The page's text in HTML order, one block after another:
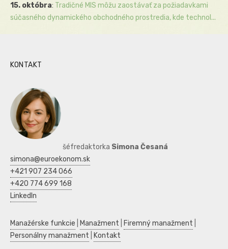
15. októbra: Tradičné MIS môžu zaostávať za požiadavkami
súčasného dynamického obchodného prostredia, kde technol...
KONTAKT
šéfredaktorka Simona Česaná
simona@euroekonom.sk
+421 907 234 066
+420 774 699 168
LinkedIn
Manažérske funkcie Manažment Firemný manažment
Personálny manažment
Kontakt